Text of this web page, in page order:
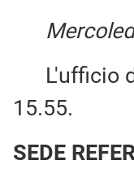
L'ufficio di
15.55.
SEDE